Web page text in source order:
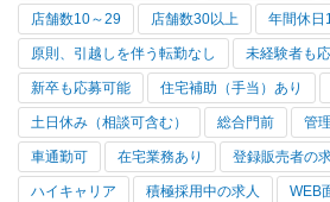
店舗数10～29 店舗数30以上 年間休日
原則、引越しを伴う転勤なし 未経験者も
新卒も応募可能 住宅補助（手当）あり
土日休み（相談可含む） 総合門前 管
車通勤可 在宅業務あり 登録販売者の
ハイキャリア 積極採用中の求人 WEB